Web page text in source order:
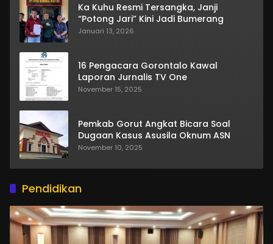
Ka Kuhu Resmi Tersangka, Janji
“Potong Jari” Kini Jadi Bumerang
Januari 13, 2026
16 Pengacara Gorontalo Kawal
Laporan Jurnalis TV One
November 15, 2025
Pemkab Gorut Angkat Bicara Soal
Dugaan Kasus Asusila Oknum ASN
November 10, 2025
Pendidikan